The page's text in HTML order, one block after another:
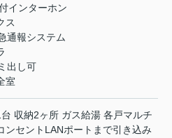
インターホン
ス
通報システム
出し可
室
収納2ヶ所 ガス給湯 各戸マルチ
ンセントLANポートまで引き込み